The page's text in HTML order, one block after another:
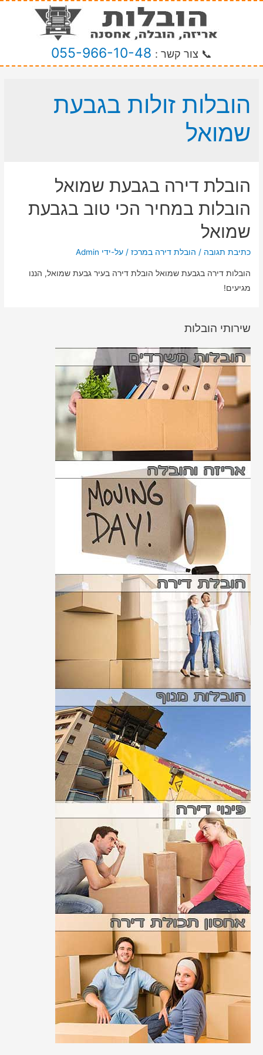
📞 צור קשר : 055-966-10-48
הובלות זולות בגבעת
שמואל
הובלת דירה בגבעת שמואל
הובלות במחיר הכי טוב בגבעת
שמואל
כתיבת תגובה / הובלת דירה במרכז / על-ידי Admin
הובלות דירה בגבעת שמואל הובלת דירה בעיר גבעת שמואל, הננו
מגיעים!
שירותי הובלות